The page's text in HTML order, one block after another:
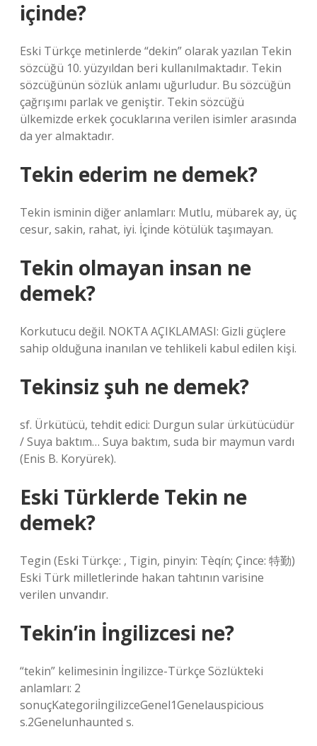
içinde?
Eski Türkçe metinlerde “dekin” olarak yazılan Tekin
sözcüğü 10. yüzyıldan beri kullanılmaktadır. Tekin
sözcüğünün sözlük anlamı uğurludur. Bu sözcüğün
çağrışımı parlak ve geniştir. Tekin sözcüğü
ülkemizde erkek çocuklarına verilen isimler arasında
da yer almaktadır.
Tekin ederim ne demek?
Tekin isminin diğer anlamları: Mutlu, mübarek ay, üç
cesur, sakin, rahat, iyi. İçinde kötülük taşımayan.
Tekin olmayan insan ne
demek?
Korkutucu değil. NOKTA AÇIKLAMASI: Gizli güçlere
sahip olduğuna inanılan ve tehlikeli kabul edilen kişi.
Tekinsiz şuh ne demek?
sf. Ürkütücü, tehdit edici: Durgun sular ürkütücüdür
/ Suya baktım… Suya baktım, suda bir maymun vardı
(Enis B. Koryürek).
Eski Türklerde Tekin ne
demek?
Tegin (Eski Türkçe: , Tigin, pinyin: Tèqín; Çince: 特勤)
Eski Türk milletlerinde hakan tahtının varisine
verilen unvandır.
Tekin’in İngilizcesi ne?
“tekin” kelimesinin İngilizce-Türkçe Sözlükteki
anlamları: 2
sonuçKategoriİngilizceGenel1Genelauspicious
s.2Genelunhaunted s.